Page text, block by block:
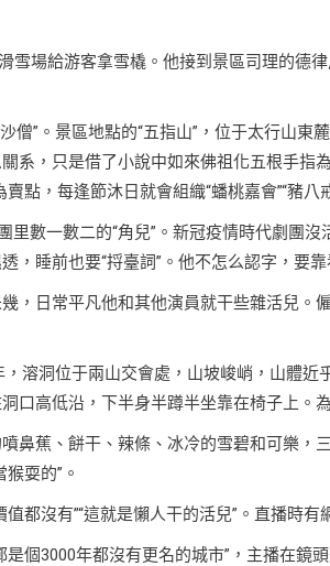
雪場給游客拿雪橇。他接到景區司理的德
僧”。景區地點的“五指山”，位于太行山東
系，只是借了小說中如來佛祖化五根手指
點，每逢節沐日就會組織“蟠桃嘉會”“豬八
里數一數二的“角兒”。新冠疫情時代劇團
，睡前也要“捋臺詞”。他不怎么認字，要
，日常平凡他和其他演員就干些雜活兒。
，溶洞位于兩山交會處，山坡峻峭，山體
口高低沿，下半身半蹲半坐靠在椅子上。
鼻蕉、餅干、辣條、冰冷的雪碧和可樂，
耍的”。
都沒有”“這就是懶人干的活兒”。直播時有
個3000年都沒有更名的城市”，主播在鏡